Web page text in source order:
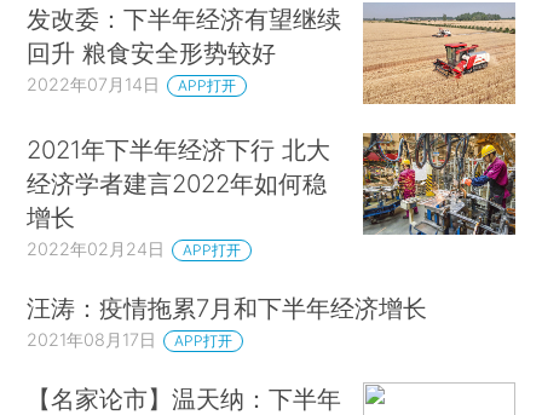
发改委：下半年经济有望继续
回升 粮食安全形势较好
2022年07月14日 APP打开
2021年下半年经济下行 北大
经济学者建言2022年如何稳
增长
2022年02月24日 APP打开
汪涛：疫情拖累7月和下半年经济增长
2021年08月17日 APP打开
【名家论市】温天纳：下半年